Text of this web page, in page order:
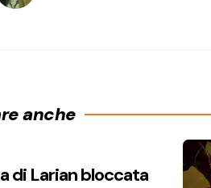
anche
di Larian bloccata